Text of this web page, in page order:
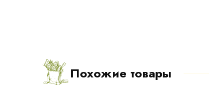
Похожие товары